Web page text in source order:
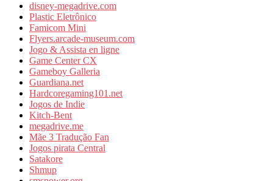
disney-megadrive.com
Plastic Eletrônico
Famicom Mini
Flyers.arcade-museum.com
Jogo & Assista en ligne
Game Center CX
Gameboy Galleria
Guardiana.net
Hardcoregaming101.net
Jogos de Indie
Kitch-Bent
megadrive.me
Mãe 3 Tradução Fan
Jogos pirata Central
Satakore
Shmup